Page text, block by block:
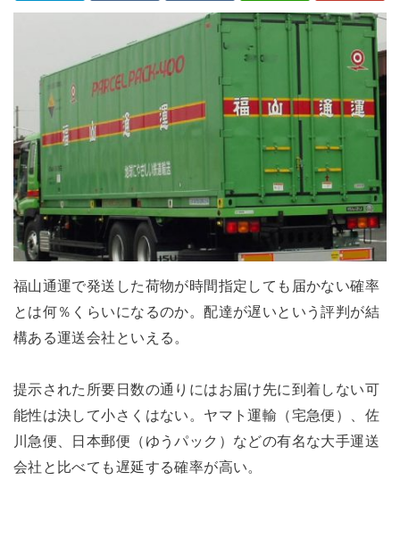
福山通運で発送した荷物が時間指定しても届かない確率
とは何％くらいになるのか。配達が遅いという評判が結
構ある運送会社といえる。
提示された所要日数の通りにはお届け先に到着しない可
能性は決して小さくはない。ヤマト運輸（宅急便）、佐
川急便、日本郵便（ゆうパック）などの有名な大手運送
会社と比べても遅延する確率が高い。